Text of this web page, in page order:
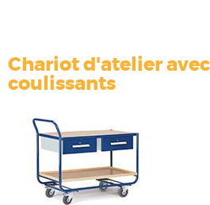
Chariot d'atelier
coulissants